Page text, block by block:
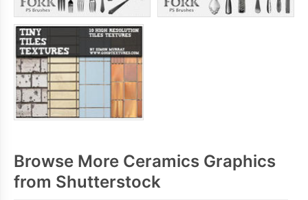
Browse More Ceramics Graphics
from Shutterstock